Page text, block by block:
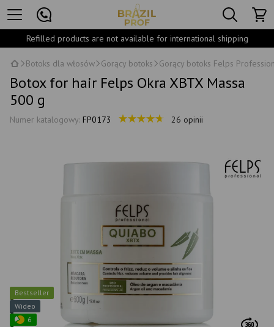
Refilled products are not available for international shipping
Botoks dla włosów Gorący botoks Gorący botoks Felps
Botox for hair Felps Okra XBTX Massa
500 g
Numer katalogowy: FP0173 26 opinii
Bestseller
Wideo
6